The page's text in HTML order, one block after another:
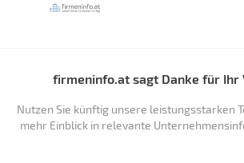
firmeninfo.at sagt Danke für Ihr
Nutzen Sie künftig unsere leistungsstarken
mehr Einblick in relevante